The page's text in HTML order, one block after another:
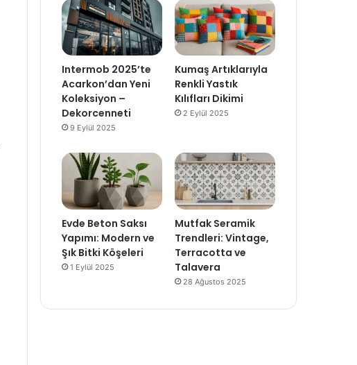
Intermob 2025’te
Acarkon’dan Yeni
Koleksiyon –
Dekorcenneti
9 Eylül 2025
Kumaş Artıklarıyla
Renkli Yastık
Kılıfları Dikimi
2 Eylül 2025
Evde Beton Saksı
Yapımı: Modern ve
Şık Bitki Köşeleri
1 Eylül 2025
Mutfak Seramik
Trendleri: Vintage,
Terracotta ve
Talavera
28 Ağustos 2025